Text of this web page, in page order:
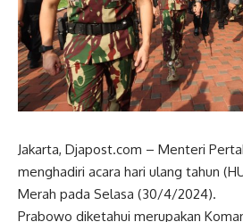
Jakarta, Djapost.com – Menteri
menghadiri acara hari ulang tahun
Merah pada Selasa (30/4/2024).
Prabowo diketahui merupakan